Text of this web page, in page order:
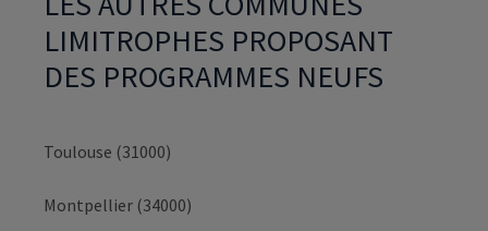
LIMITROPHES PROPOSANT
DES PROGRAMMES NEUFS
Toulouse (31000)
Montpellier (34000)